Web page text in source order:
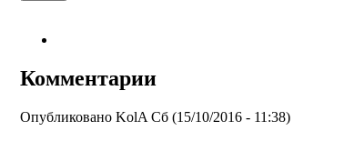
Комментарии
Опубликовано KolA Сб (15/10/2016 - 11:38)